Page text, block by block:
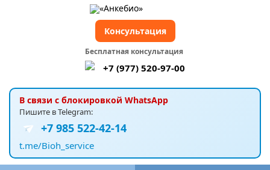
В связи с блокировкой WhatsApp
Пишите в Telegram:
+7 985 522-42-14
t.me/Bioh_service
Бесплатная консультация
+7 (977) 520-97-00
Консультация